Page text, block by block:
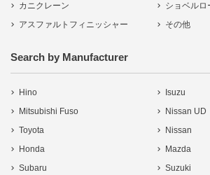
カニクレーン
ショベルロ
アスファルトフィニッシャー
その他
Search by Manufacturer
Hino
Isuzu
Mitsubishi Fuso
Nissan UD
Toyota
Nissan
Honda
Mazda
Subaru
Suzuki